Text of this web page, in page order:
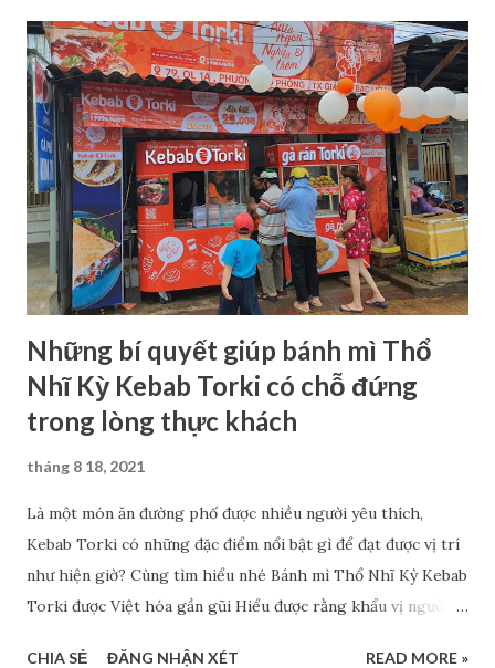
kinh doanh một lĩnh vực, một sản phẩm bánh mì kebab cũng
sẽ có kẻ thành, người bại bởi cách tận dụng cơ hội của mỗi
chủ doanh nghiệp là khác nhau. Có những xe đẩy, cửa hàng
bánh mì kebab bán rất chạy nhưng không phải tất cả đều
như vậy. Trong thực tế vẫn có rất nhiều đơn vị làm ăn không
thuận lợi. Và những sai lầm thường mắc phải của những đơn
vị ấy là: Không có một thương hiệu bánh mì kebab khiến
người tiêu dùng tin tưởng, yên tâm khi sử dụng. Không có
chiến thuật bán hàng t...
Những bí quyết giúp bánh mì Thổ
Nhĩ Kỳ Kebab Torki có chỗ đứng
trong lòng thực khách
tháng 8 18, 2021
Là một món ăn đường phố được nhiều người yêu thích,
Kebab Torki có những đặc điểm nổi bật gì để đạt được vị trí
như hiện giờ? Cùng tìm hiểu nhé Bánh mì Thổ Nhĩ Kỳ Kebab
Torki được Việt hóa gần gũi Hiểu được rằng khẩu vị người
CHIA SẺ ĐĂNG NHẬN XÉT READ MORE »